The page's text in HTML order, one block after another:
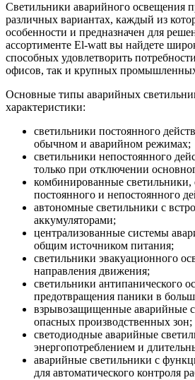
Светильники аварийного освещения
различных вариантах, каждый из
особенности и предназначен для
ассортименте El-watt вы найдете
способных удовлетворить
офисов, так и крупных
Основные типы аварийных
характеристики:
светильники постоянного
обычном и аварийном режимах;
светильники непостоянного
только при отключении
комбинированные
постоянного и непостоянного
автономные светильники с
аккумуляторами;
централизованные системы
общим источником питания;
светильники эвакуационного
направления движения;
светильники антипанического
предотвращения паники в
взрывозащищенные аварийные
опасных производственных зон;
светодиодные аварийные
энергопотреблением и
аварийные светильники с
для автоматического контроля